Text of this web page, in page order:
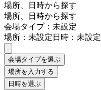
場所、日時から探す
場所、日時から探す
会場タイプ：未設定
場所：未設定日時：未設定
会場タイプを選ぶ
場所を入力する
日時を選ぶ